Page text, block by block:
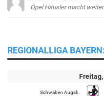
Opel Häusler macht weiter
REGIONALLIGA
Schwaben Augsb.